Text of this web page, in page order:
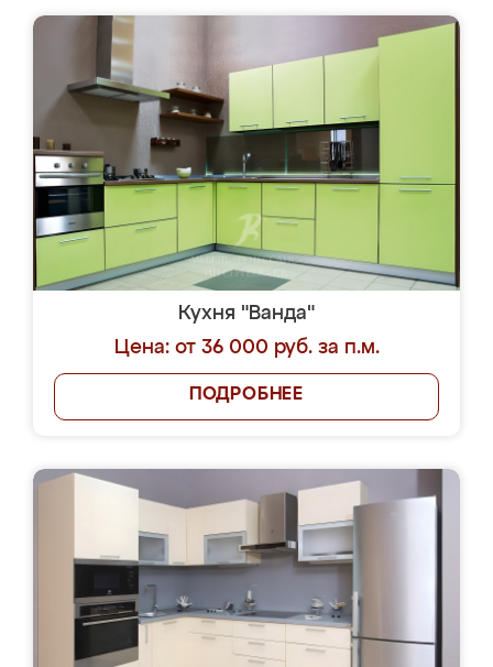
Кухня "Ванда"
Цена: от 36 000 руб. за п.м.
ПОДРОБНЕЕ